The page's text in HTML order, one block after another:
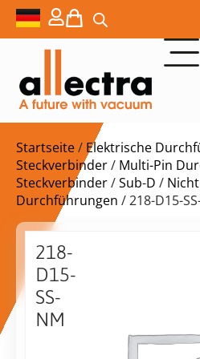
Startseite/ Elektrische
Steckverbinder/ Multi-Pin
Steckverbinder/Sub-D /
Durchführungen / 218-D15-
218-
D15-
SS-
NM
$
Lieferzeit: